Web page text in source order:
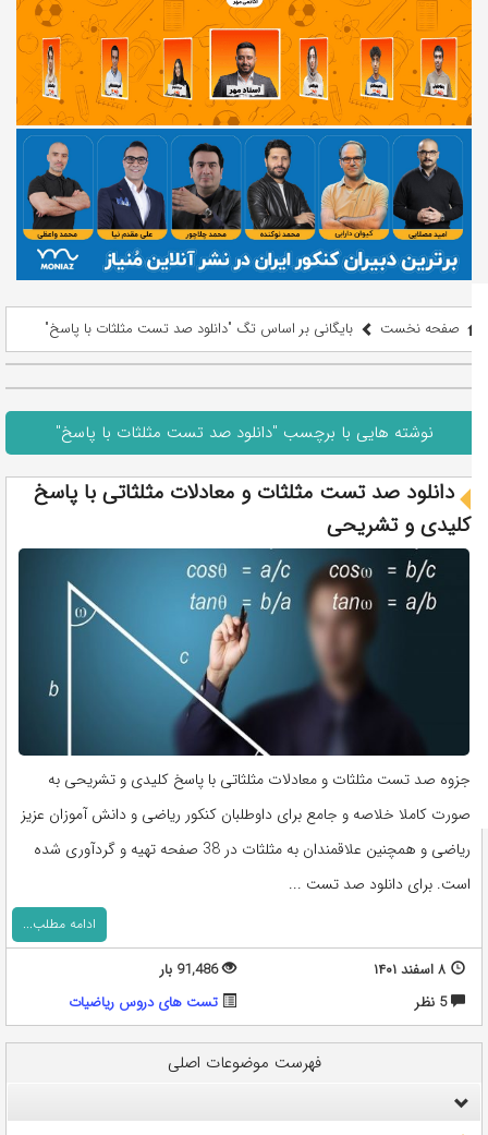
صفحه نخست بایگانی بر اساس تگ "دانلود صد تست مثلثات با پاسخ"
نوشته هایی با برچسب "دانلود صد تست مثلثات با پاسخ"
دانلود صد تست مثلثات و معادلات مثلثاتی با پاسخ
کلیدی و تشریحی
جزوه صد تست مثلثات و معادلات مثلثاتی با پاسخ کلیدی و تشریحی به
صورت کاملا خلاصه و جامع برای داوطلبان کنکور ریاضی و دانش آموزان عزیز
ریاضی و همچنین علاقمندان به مثلثات در 38 صفحه تهیه و گردآوری شده
است. برای دانلود صد تست ...
ادامه مطلب...
۸ اسفند ۱۴۰۱
91,486 بار
5 نظر
تست های دروس ریاضیات
فهرست موضوعات اصلی